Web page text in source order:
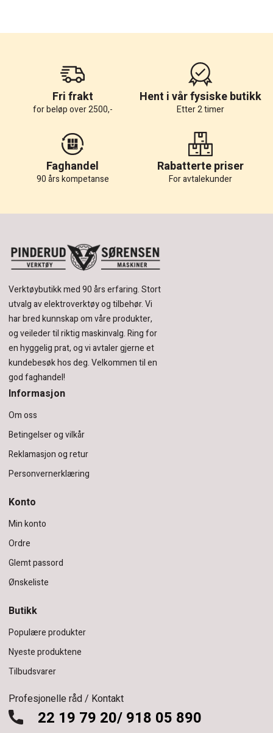
Fri frakt
for beløp over 2500,-
Hent i vår fysiske butikk
Etter 2 timer
Faghandel
90 års kompetanse
Rabatterte priser
For avtalekunder
Verktøybutikk med 90 års erfaring.Stort
utvalg av elektroverktøy og tilbehør.Vi
har bred kunnskap om våre produkter,
og veileder til riktig maskinvalg. Ring for
en hyggelig prat, og vi avtaler gjerne et
kundebesøk hos deg.Velkommen til en
god faghandel!
Informasjon
Om oss
Betingelser og vilkår
Reklamasjon og retur
Personvernerklæring
Konto
Min konto
Ordre
Glemt passord
Ønskeliste
Butikk
Populære produkter
Nyeste produktene
Tilbudsvarer
Profesjonelle råd / Kontakt
22 19 79 20/ 918 05 890